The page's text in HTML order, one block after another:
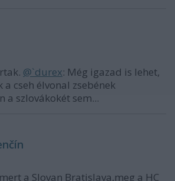
@`durex: Még igazad is lehet,
cseh élvonal zsebének
a szlovákokét sem...
a Slovan Bratislava,meg a HC